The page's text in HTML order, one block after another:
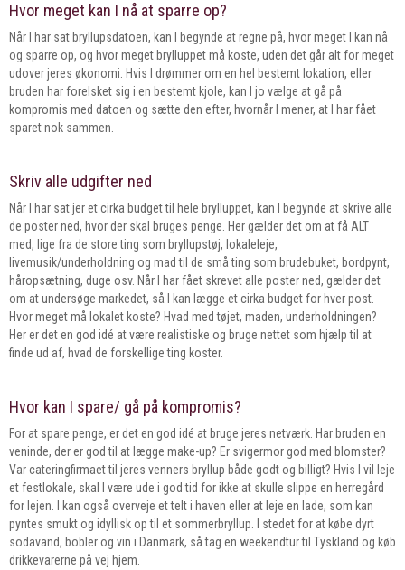
Hvor meget kan I nå at sparre op?
Når I har sat bryllupsdatoen, kan I begynde at regne på, hvor meget I kan nå
og sparre op, og hvor meget brylluppet må koste, uden det går alt for meget
udover jeres økonomi. Hvis I drømmer om en hel bestemt lokation, eller
bruden har forelsket sig i en bestemt kjole, kan I jo vælge at gå på
kompromis med datoen og sætte den efter, hvornår I mener, at I har fået
sparet nok sammen.
Skriv alle udgifter ned
Når I har sat jer et cirka budget til hele brylluppet, kan I begynde at skrive alle
de poster ned, hvor der skal bruges penge. Her gælder det om at få ALT
med, lige fra de store ting som bryllupstøj, lokaleleje,
livemusik/underholdning og mad til de små ting som brudebuket, bordpynt,
håropsætning, duge osv. Når I har fået skrevet alle poster ned, gælder det
om at undersøge markedet, så I kan lægge et cirka budget for hver post.
Hvor meget må lokalet koste? Hvad med tøjet, maden, underholdningen?
Her er det en god idé at være realistiske og bruge nettet som hjælp til at
finde ud af, hvad de forskellige ting koster.
Hvor kan I spare/ gå på kompromis?
For at spare penge, er det en god idé at bruge jeres netværk. Har bruden en
veninde, der er god til at lægge make-up? Er svigermor god med blomster?
Var cateringfirmaet til jeres venners bryllup både godt og billigt? Hvis I vil leje
et festlokale, skal I være ude i god tid for ikke at skulle slippe en herregård
for lejen. I kan også overveje et telt i haven eller at leje en lade, som kan
pyntes smukt og idyllisk op til et sommerbryllup. I stedet for at købe dyrt
sodavand, bobler og vin i Danmark, så tag en weekendtur til Tyskland og køb
drikkevarerne på vej hjem.